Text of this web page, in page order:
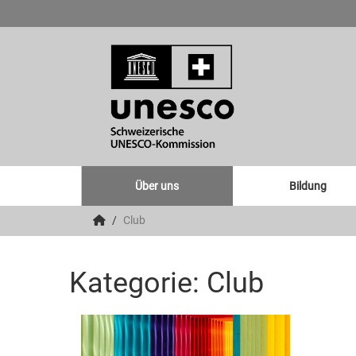
Über uns Bildung
Club
Kategorie: Club